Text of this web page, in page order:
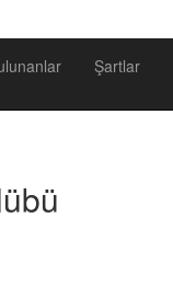
Şartlar